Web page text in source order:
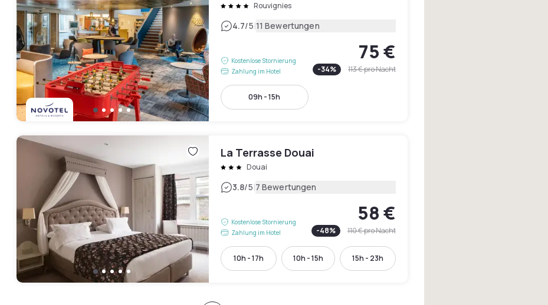
Rouvignies
4.7/5|11 Bewertungen
Kostenlose Stornierung
Zahlung im Hotel
75 €
-34% 113 €pro Nacht
09h - 15h
La Terrasse Douai
Douai
3.8/5|7 Bewertungen
Kostenlose Stornierung
Zahlung im Hotel
58 €
-48% 110 €pro Nacht
10h - 17h 10h - 15h 15h - 23h